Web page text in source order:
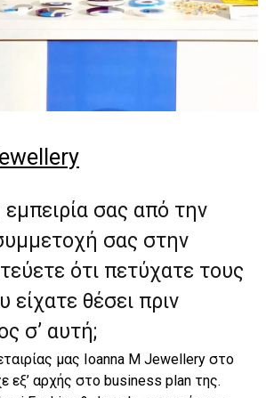
σας από την
σας στην
ότι πετύχατε τους
είχατε θέσει πριν
σ’ αυτή;
μας Ioanna M Jewellery στο
εξ’ αρχής στο business plan της.